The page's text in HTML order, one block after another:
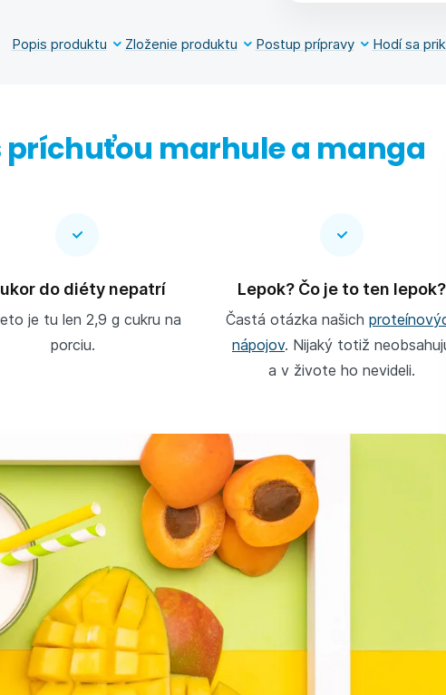
Popis produktu Zloženie produktu Postup prípravy Hodí sa
príchuťou marhule a manga
do diéty nepatrí
je tu len 2,9 g cukru na
porciu.
Lepok? Čo je to ten lepok?
Častá otázka našich
nápojov. Nijaký totiž
a v živote ho nevideli.